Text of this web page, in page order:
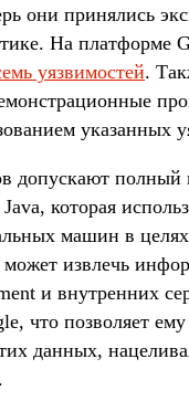
они принялись
На платформе
уязвимостей.
указанных
допускают полный
которая
машин в целях
извлечь
и внутренних
что позволяет
данных,